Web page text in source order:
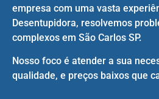
empresa com uma vasta
Desentupidora, resolvemos
complexos em São Carlos SP.
Nosso foco é atender a sua
qualidade, e preços baixos que